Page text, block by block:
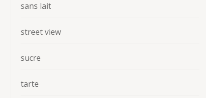
sans lait
street view
sucre
tarte